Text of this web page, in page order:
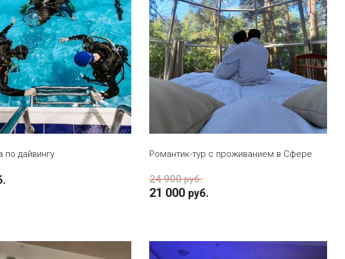
В КОРЗИНУ
по дайвингу
В КОРЗИНУ
Романтик-тур с проживанием в Сфере
24 900 руб.
21 000 руб.